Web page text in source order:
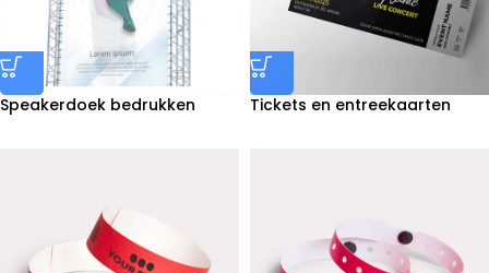
Speakerdoek bedrukken
Tickets en entreekaarten